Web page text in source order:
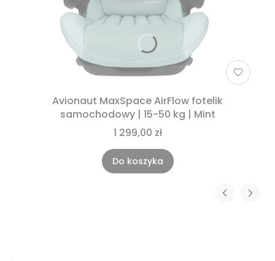
Avionaut MaxSpace AirFlow fotelik
samochodowy | 15-50 kg | Mint
1 299,00 zł
Do koszyka